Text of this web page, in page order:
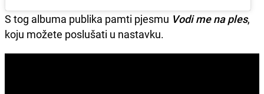
S tog albuma publika pamti pjesmu Vodi me na ples,
koju možete poslušati u nastavku.